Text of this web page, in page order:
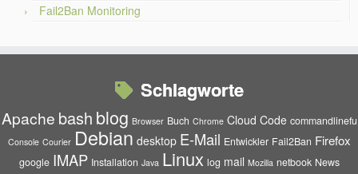
Fail2Ban Monitoring
Schlagworte
Apache bash blog Browser Buch Chrome Cloud Code commandlinefu
Console Courier Debian desktop E-Mail Entwickler Fail2Ban Firefox
google IMAP Installation Java Linux log mail Mozilla netbook News